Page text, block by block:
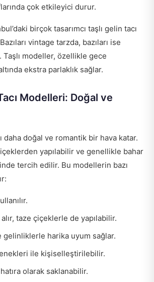
çok etkileyici durur.
birçok tasarımcı taşlı gelin tacı
vintage tarzda, bazıları ise
modeller, özellikle gece
ekstra parlaklık sağlar.
Modelleri: Doğal ve
daha doğal ve romantik bir hava katar.
yapılabilir ve genellikle bahar
tercih edilir. Bu modellerin bazı
taze çiçeklerle de yapılabilir.
gelinliklerle harika uyum sağlar.
ile kişiselleştirilebilir.
olarak saklanabilir.